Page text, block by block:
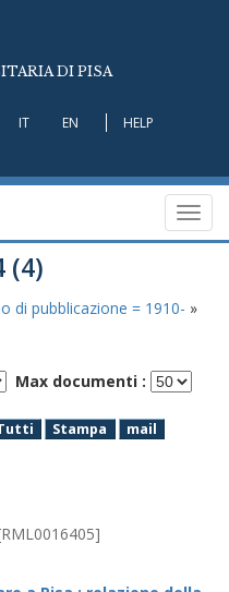
DI PISA
IT EN HELP
(4)
di pubblicazione = 1910- »
Max documenti :
Stampa mail